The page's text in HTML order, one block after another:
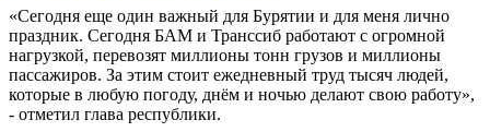
«Сегодня еще один важный для Бурятии и для меня лично
праздник. Сегодня БАМ и Транссиб работают с огромной
нагрузкой, перевозят миллионы тонн грузов и миллионы
пассажиров. За этим стоит ежедневный труд тысяч людей,
которые в любую погоду, днём и ночью делают свою работу»,
- отметил глава республики.